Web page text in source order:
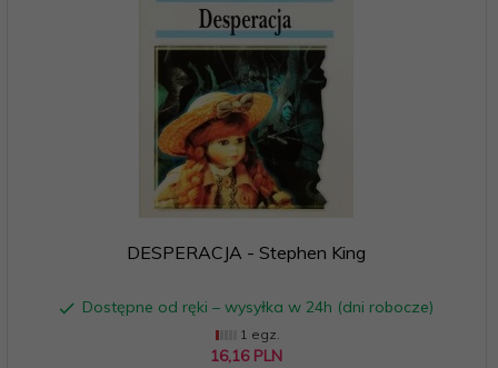
DESPERACJA - Stephen King
Dostępne od ręki – wysyłka w 24h (dni robocze)
1 egz.
16,16 PLN